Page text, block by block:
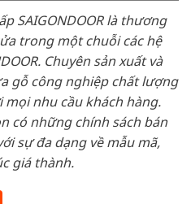
SAIGONDOOR là thương
trong một chuỗi các hệ
Chuyên sản xuất và
gỗ công nghiệp chất lượng
nhu cầu khách hàng.
có những chính sách bán
sự đa dạng về mẫu mã,
giá thành.